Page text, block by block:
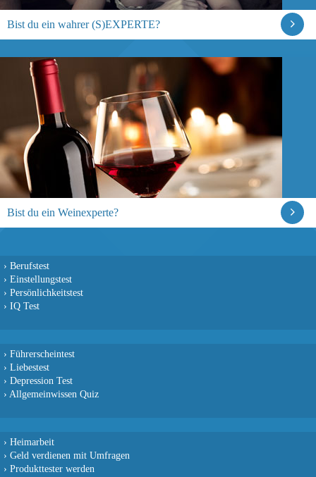
Bist du ein wahrer (S)EXPERTE?
Bist du ein Weinexperte?
› Berufstest
› Einstellungstest
› Persönlichkeitstest
› IQ Test
› Führerscheintest
› Liebestest
› Depression Test
› Allgemeinwissen Quiz
› Heimarbeit
› Geld verdienen mit Umfragen
› Produkttester werden